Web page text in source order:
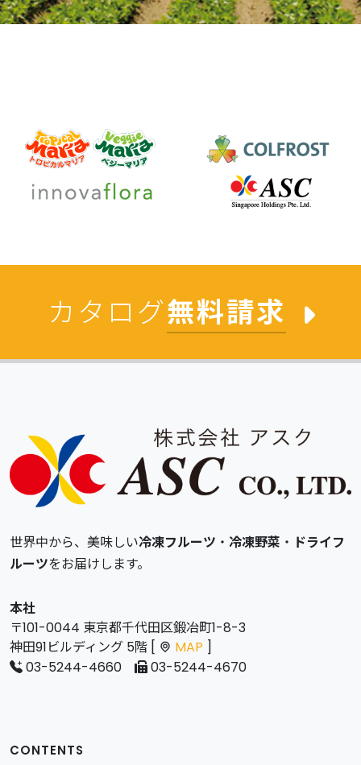
カタログ無料請求
世界中から、美味しい冷凍フルーツ ・ 冷凍野菜 ・ ドライフ
ルーツをお届けします。
本社
〒101-0044 東京都千代田区鍛冶町1-8-3
神田91ビルディング 5階 [
MAP ]
03-5244-4660
03-5244-4670
CONTENTS